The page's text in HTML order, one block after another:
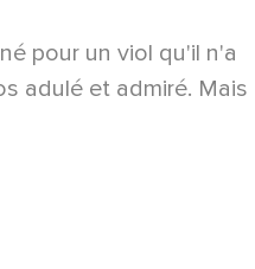
pour un viol qu'il n'a
adulé et admiré. Mais